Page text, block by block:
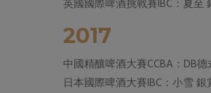
英國國際啤酒挑戰賽IBC：夏至
2017
中國精釀啤酒大賽CCBA：DB
日本國際啤酒大賽IBC：小雪 銀